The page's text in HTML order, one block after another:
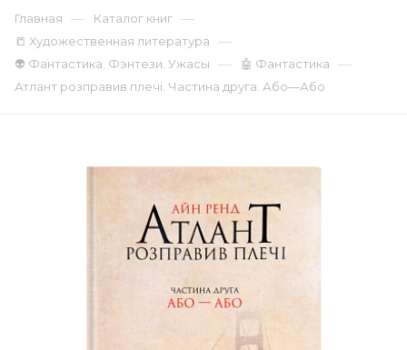
Главная — Каталог книг —
📒 Художественная литература —
👽 Фантастика. Фэнтези. Ужасы — 🤖 Фантастика —
Атлант розправив плечі. Частина друга. Або—Або